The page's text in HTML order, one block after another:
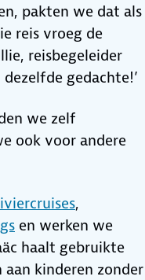
pakten we dat als
reis vroeg de
reisbegeleider
gedachte!’
we zelf
ook voor andere
,
en werken we
haalt gebruikte
kinderen zonder